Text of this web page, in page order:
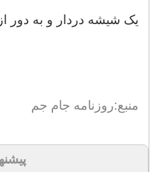
یک شیشه دردار و به دور
منبع:روزنامه جام جم